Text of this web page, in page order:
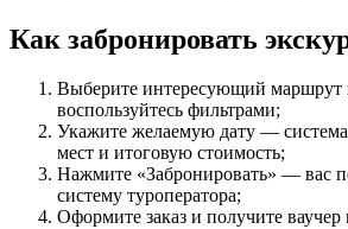
Как забронировать
Выберите интересующий маршрут
воспользуйтесь фильтрами;
Укажите желаемую дату —
мест и итоговую стоимость;
Нажмите «Забронировать» — вас
систему туроператора;
Оформите заказ и получите ваучер